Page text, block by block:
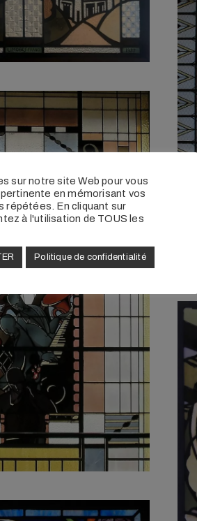
sur notre site Web pour vous
en mémorisant vos
répétées. En cliquant sur
à l'utilisation de TOUS les
Politique de confidentialité